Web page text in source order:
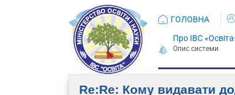
ГОЛОВНА
Про ІВС
Re:Re: Кому видавати